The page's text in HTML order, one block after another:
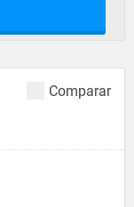
Comparar